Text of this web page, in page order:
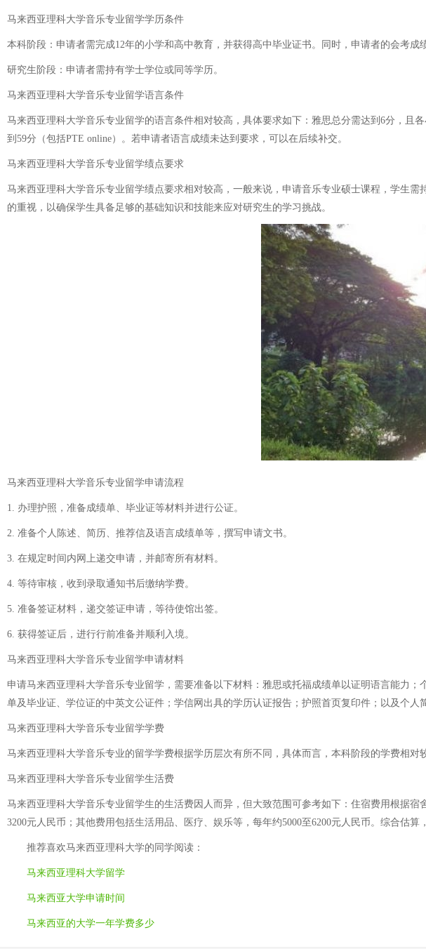
马来西亚理科大学音乐专业留学学历条件
本科阶段：申请者需完成12年的小学和高中教育，并获得高中毕业证书。同时，申请者的会考成
研究生阶段：申请者需持有学士学位或同等学历。
马来西亚理科大学音乐专业留学语言条件
马来西亚理科大学音乐专业留学的语言条件相对较高，具体要求如下：雅思总分需达到6分，且
到59分（包括PTE online）。若申请者语言成绩未达到要求，可以在后续补交。
马来西亚理科大学音乐专业留学绩点要求
马来西亚理科大学音乐专业留学绩点要求相对较高，一般来说，申请音乐专业硕士课程，学生
的重视，以确保学生具备足够的基础知识和技能来应对研究生的学习挑战。
马来西亚理科大学音乐专业留学申请流程
1. 办理护照，准备成绩单、毕业证等材料并进行公证。
2. 准备个人陈述、简历、推荐信及语言成绩单等，撰写申请文书。
3. 在规定时间内网上递交申请，并邮寄所有材料。
4. 等待审核，收到录取通知书后缴纳学费。
5. 准备签证材料，递交签证申请，等待使馆出签。
6. 获得签证后，进行行前准备并顺利入境。
马来西亚理科大学音乐专业留学申请材料
申请马来西亚理科大学音乐专业留学，需要准备以下材料：雅思或托福成绩单以证明语言能力
单及毕业证、学位证的中英文公证件；学信网出具的学历认证报告；护照首页复印件；以及个人
马来西亚理科大学音乐专业留学学费
马来西亚理科大学音乐专业的留学学费根据学历层次有所不同，具体而言，本科阶段的学费相
马来西亚理科大学音乐专业留学生活费
马来西亚理科大学音乐专业留学生的生活费因人而异，但大致范围可参考如下：住宿费用根据
3200元人民币；其他费用包括生活用品、医疗、娱乐等，每年约5000至6200元人民币。综合估算
推荐喜欢马来西亚理科大学的同学阅读：
马来西亚理科大学留学
马来西亚大学申请时间
马来西亚的大学一年学费多少